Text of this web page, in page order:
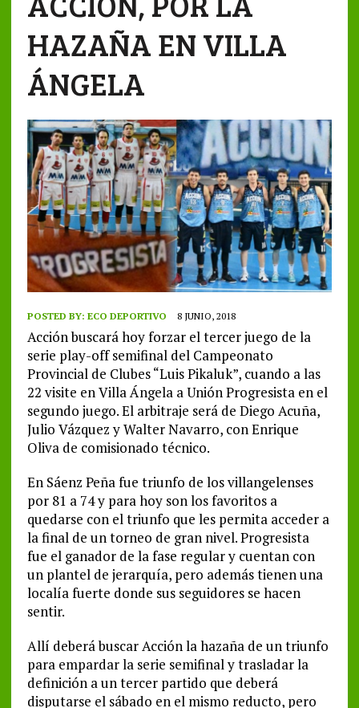
HAZAÑA EN VILLA
ÁNGELA
POSTED BY: ECO DEPORTIVO 8 JUNIO, 2018
Acción buscará hoy forzar el tercer juego de la
serie play-off semifinal del Campeonato
Provincial de Clubes “Luis Pikaluk”, cuando a las
22 visite en Villa Ángela a Unión Progresista en el
segundo juego. El arbitraje será de Diego Acuña,
Julio Vázquez y Walter Navarro, con Enrique
Oliva de comisionado técnico.
En Sáenz Peña fue triunfo de los villangelenses
por 81 a 74 y para hoy son los favoritos a
quedarse con el triunfo que les permita acceder a
la final de un torneo de gran nivel. Progresista
fue el ganador de la fase regular y cuentan con
un plantel de jerarquía, pero además tienen una
localía fuerte donde sus seguidores se hacen
sentir.
Allí deberá buscar Acción la hazaña de un triunfo
para empardar la serie semifinal y trasladar la
definición a un tercer partido que deberá
disputarse el sábado en el mismo reducto, pero